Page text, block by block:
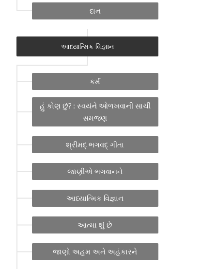
દાન
આધ્યાત્મિક વિજ્ઞાન
કર્મ
હું કોણ છું? : સ્વયંને ઓળખવાની સાચી
સમજણ
શ્રીમદ્ ભગવદ્ ગીતા
જાણીએ ભગવાનને
આધ્યાત્મિક વિજ્ઞાન
આત્મા શું છે
જાણો અહમ અને અહંકારને